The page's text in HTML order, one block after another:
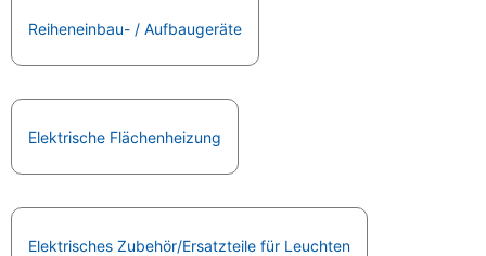
Reiheneinbau- / Aufbaugeräte
Elektrische Flächenheizung
Elektrisches Zubehör/Ersatzteile für Leuchten